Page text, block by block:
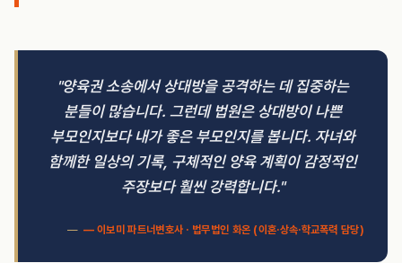
"양육권 소송에서 상대방을 공격하는 데 집중하는
분들이 많습니다. 그런데 법원은 상대방이 나쁜
부모인지보다 내가 좋은 부모인지를 봅니다. 자녀와
함께한 일상의 기록, 구체적인 양육 계획이 감정적인
주장보다 훨씬 강력합니다."
— 이보미 파트너변호사 · 법무법인 화온 (이혼·상속·학교폭력 담당)